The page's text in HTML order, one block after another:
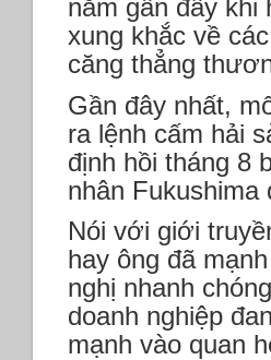
năm gần đây khi
xung khắc về
căng thẳng
Gần đây nhất,
ra lệnh cấm hải
định hồi tháng 8
nhân Fukushima
Nói với giới
hay ông đã
nghị nhanh
doanh nghiệp
mạnh vào quan